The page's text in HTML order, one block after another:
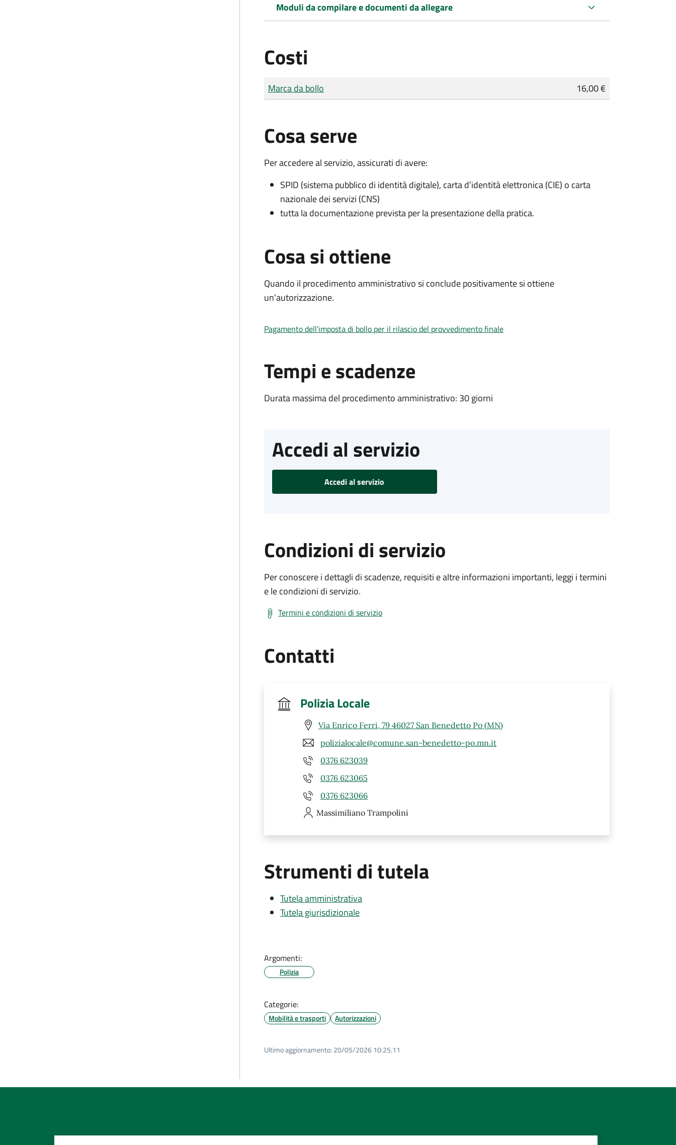
Moduli da compilare e documenti da allegare
Costi
Tipo di pagamento
Importo
Marca da bollo 16,00 €
Cosa serve
Per accedere al servizio, assicurati di avere:
SPID (sistema pubblico di identità digitale), carta d’identità elettronica (CIE) o carta
nazionale dei servizi (CNS)
tutta la documentazione prevista per la presentazione della pratica.
Cosa si ottiene
Quando il procedimento amministrativo si conclude positivamente si ottiene
un'autorizzazione.
Pagamento dell'imposta di bollo per il rilascio del provvedimento finale
Tempi e scadenze
Durata massima del procedimento amministrativo: 30 giorni
Accedi al servizio
Accedi al servizio
Condizioni di servizio
Per conoscere i dettagli di scadenze, requisiti e altre informazioni importanti, leggi i termini
e le condizioni di servizio.
Termini e condizioni di servizio
Contatti
Polizia Locale
Via Enrico Ferri, 79 46027 San Benedetto Po (MN)
polizialocale@comune.san-benedetto-po.mn.it
0376 623039
0376 623065
0376 623066
Massimiliano Trampolini
Strumenti di tutela
Tutela amministrativa
Tutela giurisdizionale
Argomenti:
Polizia
Categorie:
Mobilità e trasporti Autorizzazioni
Ultimo aggiornamento: 20/05/2026 10:25.11